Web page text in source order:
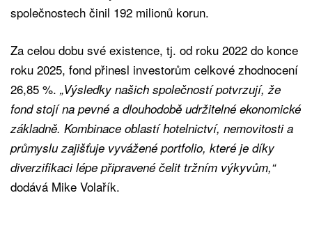
společnostech činil 192 milionů korun.
Za celou dobu své existence, tj. od roku 2022 do konce
roku 2025, fond přinesl investorům celkové zhodnocení
26,85 %. „Výsledky našich společností potvrzují, že
fond stojí na pevné a dlouhodobě udržitelné ekonomické
základně. Kombinace oblastí hotelnictví, nemovitosti a
průmyslu zajišťuje vyvážené portfolio, které je díky
diverzifikaci lépe připravené čelit tržním výkyvům,“
dodává Mike Volařík.